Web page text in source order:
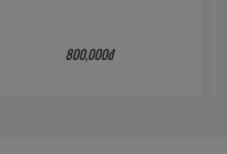
1,150,000đ